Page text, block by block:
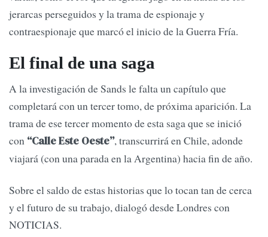
jerarcas perseguidos y la trama de espionaje y
contraespionaje que marcó el inicio de la Guerra Fría.
El final de una saga
A la investigación de Sands le falta un capítulo que
completará con un tercer tomo, de próxima aparición. La
trama de ese tercer momento de esta saga que se inició
con “Calle Este Oeste”, transcurrirá en Chile, adonde
viajará (con una parada en la Argentina) hacia fin de año.
Sobre el saldo de estas historias que lo tocan tan de cerca
y el futuro de su trabajo, dialogó desde Londres con
NOTICIAS.